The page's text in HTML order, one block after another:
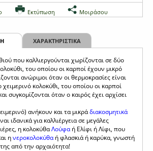
Εκτύπωση Μοιράσου
ΧΑΡΑΚΤΗΡΙΣΤΙΚΑ
που καλλιεργούνται χωρίζονται σε δύο
του οποίου οι καρποί έχουν μικρό
ανώριμοι όταν οι θερμοκρασίες είναι
κολοκύθι, του οποίου οι καρποί
συγκομίζονται όταν ο καιρός έχει αρχίσει
ανήκουν και τα μικράδιακοσμητικά
ιδανικά για καλλιέργεια σε μεγάλες
η κολοκύθαΛούφαή Ελίφι ή Λίφι, που
ηνεροκολοκύθαή φλασκιά ή καρύκα, γνωστή
από την αρχαιότητα!